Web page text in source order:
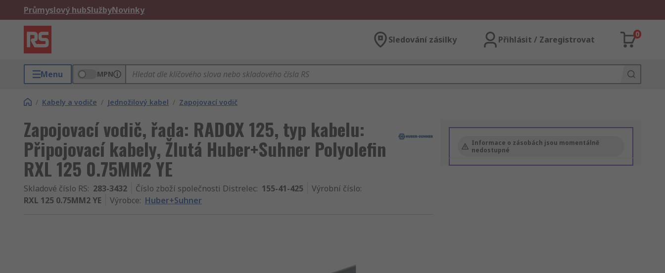
Průmyslový hubSlužbyNovinky
Sledování zásilky Přihlásit / Zaregistrovat
0
Menu MPN
/ Kabely a vodiče / Jednožilový kabel / Zapojovací vodič
Zapojovací vodič, řada: RADOX 125, typ kabelu:
Připojovací kabely, Žlutá Huber+Suhner Polyolefin
RXL 125 0.75MM2 YE
Skladové číslo RS: 283-3432 Číslo zboží společnosti Distrelec: 155-41-425 Výrobní číslo:
RXL 125 0.75MM2 YE
Výrobce: Huber+Suhner
Informace o zásobách jsou momentálně
nedostupné